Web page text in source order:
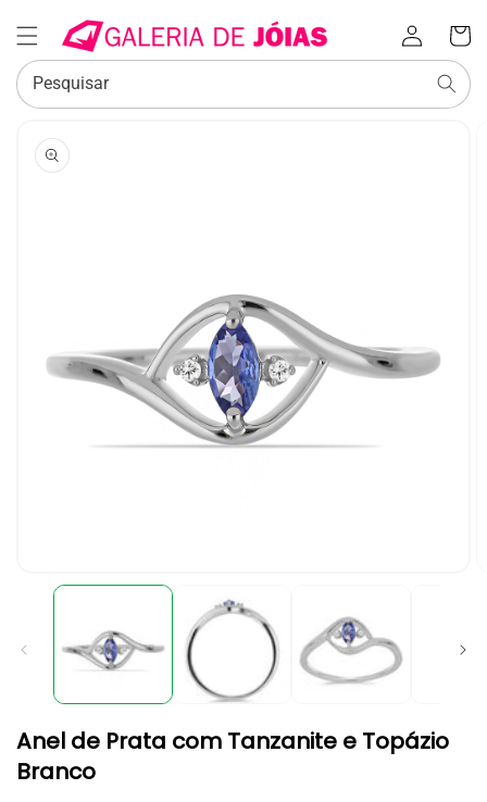
Iniciar
sessão
Carrinho
Pesquisar
SALTAR PARA
INFORMAÇÃO
DO PRODUTO
conteúdo
em
Anel de Prata com Tanzanite e Topázio
Branco